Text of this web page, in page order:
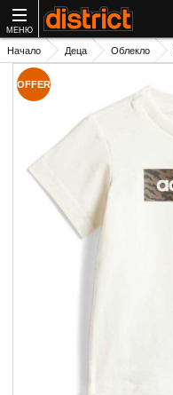
МЕНЮ
Начало Деца Облекло
OFFER